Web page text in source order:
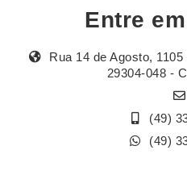
Entre
Rua 14 de Agosto,
29304-048 -
(49)
(49)